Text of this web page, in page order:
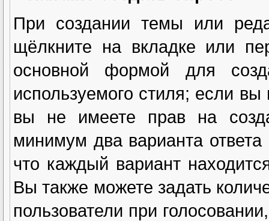
При создании темы или
щёлкните на вкладке или
основной формой для
используемого стиля; если
вы не имеете прав на
минимум два варианта
что каждый вариант
Вы также можете задать
пользователи при